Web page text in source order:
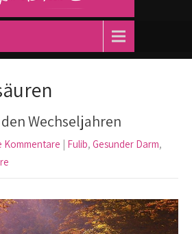
Wechseljahren
Kommentare | Fulib, Gesunder Darm,